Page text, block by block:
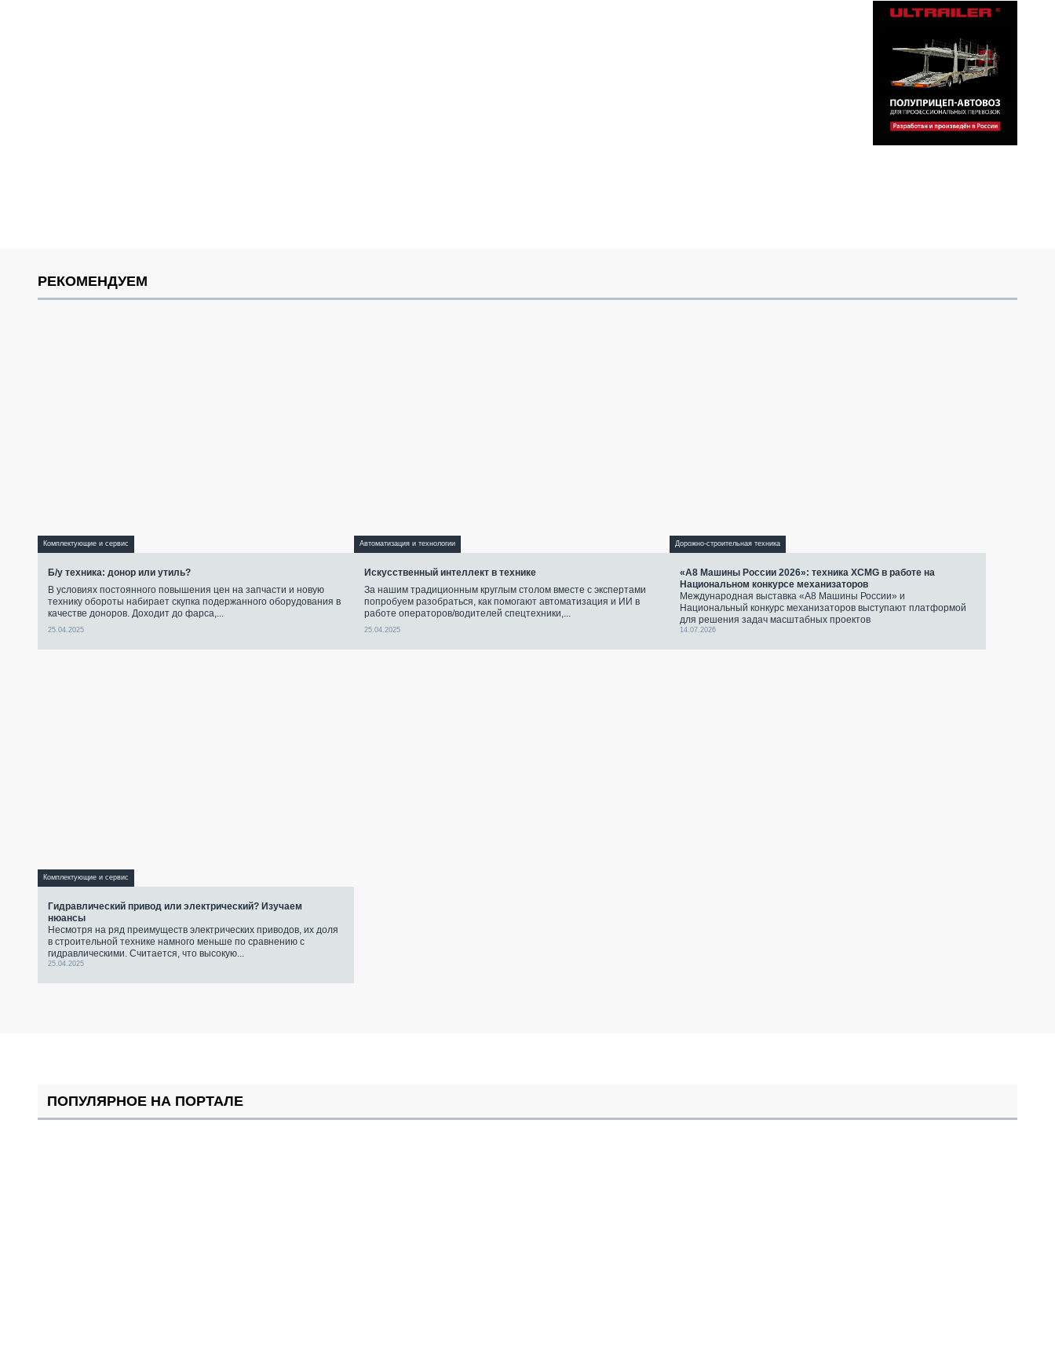
РЕКОМЕНДУЕМ
Комплектующие и сервис
Б/у техника: донор или утиль?
В условиях постоянного повышения цен на запчасти и новую
технику обороты набирает скупка подержанного оборудования в
качестве доноров. Доходит до фарса,...
25.04.2025
Автоматизация и технологии
Искусственный интеллект в технике
За нашим традиционным круглым столом вместе с экспертами
попробуем разобраться, как помогают автоматизация и ИИ в
работе операторов/водителей спецтехники,...
25.04.2025
Дорожно-строительная техника
«А8 Машины России 2026»: техника XCMG в работе на
Национальном конкурсе механизаторов
Международная выставка «А8 Машины России» и
Национальный конкурс механизаторов выступают платформой
для решения задач масштабных проектов
14.07.2026
Комплектующие и сервис
Гидравлический привод или электрический? Изучаем
нюансы
Несмотря на ряд преимуществ электрических приводов, их доля
в строительной технике намного меньше по сравнению с
гидравлическими. Считается, что высокую...
25.04.2025
ПОПУЛЯРНОЕ НА ПОРТАЛЕ